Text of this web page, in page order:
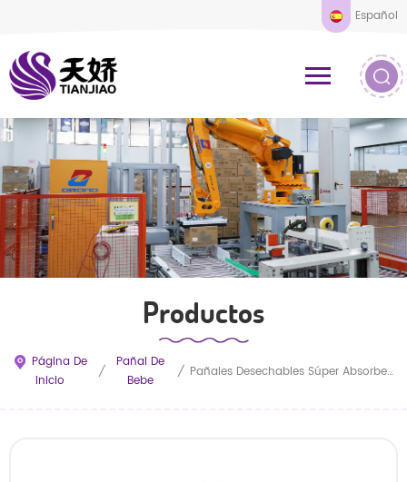
Español
Productos
Página De
Inicio
/
Pañal De
Bebe
/ Pañales Desechables Súper Absorbentes Para Bebé, Suaves Y Transpirables.